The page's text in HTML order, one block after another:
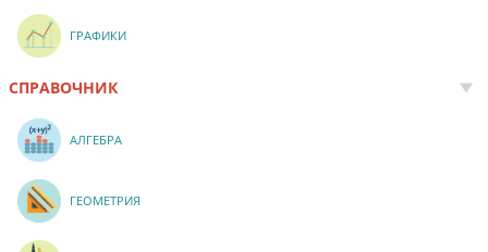
ГРАФИКИ
СПРАВОЧНИК
АЛГЕБРА
ГЕОМЕТРИЯ